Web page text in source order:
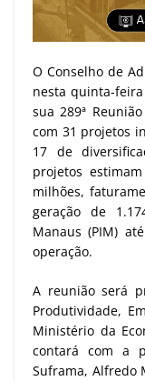
O Conselho de
nesta quinta-
sua 289ª
com 31 projetos
17 de
projetos
milhões,
geração de
Manaus (PIM)
operação.
A reunião será
Produtividade,
Ministério da
contará com a
Suframa, Alfredo